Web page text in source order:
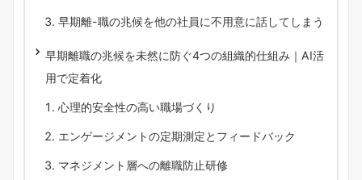
早期離-職の兆候を他の社員に不用意に話してしまう
早期離職の兆候を未然に防ぐ4つの組織的仕組み｜AI活
用で定着化
心理的安全性の高い職場づくり
エンゲージメントの定期測定とフィードバック
マネジメント層への離職防止研修